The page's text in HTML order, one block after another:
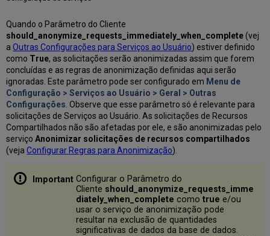
Quando o Parâmetro do Cliente
should_anonymize_requests_immediately_when_complete(vej
aOutras Configurações para Serviços ao Usuário) estiver definido
como True, as solicitações serão anonimizadas assim que forem
concluídas e as regras de anonimização definidas aqui serão
ignoradas. Este parâmetro pode ser configurado em Menu de
Configuração > Serviços ao Usuário > Geral > Outras
Configurações . Observe que esse parâmetro só é relevante para
solicitações de Serviços ao Usuário. As solicitações de Recursos
Compartilhados não são afetadas por ele, e são anonimizadas pelo
serviçoAnonimizar solicitações de recursos compartilhados
(vejaConfigurar Regras para Anonimização).
Configurar o Parâmetro do
Cliente should_anonymize_requests_imme
diately_when_complete como true e/ou
usar o serviço de anonimização pode
resultar na exclusão de quantidades
significativas de dados da base de dados.